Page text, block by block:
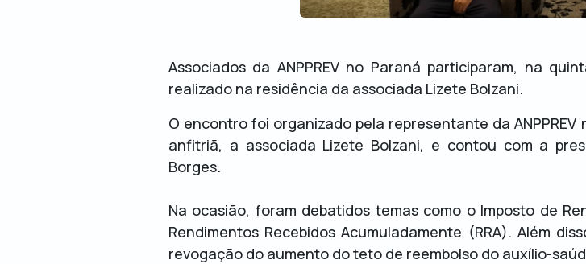
Associados da ANPPREV no Paraná participaram, na
realizado na residência da associada Lizete Bolzani.
O encontro foi organizado pela representante da ANPPREV
anfitriã, a associada Lizete Bolzani, e contou com a
Borges.
Na ocasião, foram debatidos temas como o Imposto de
Rendimentos Recebidos Acumuladamente (RRA). Além
revogação do aumento do teto de reembolso do auxílio-